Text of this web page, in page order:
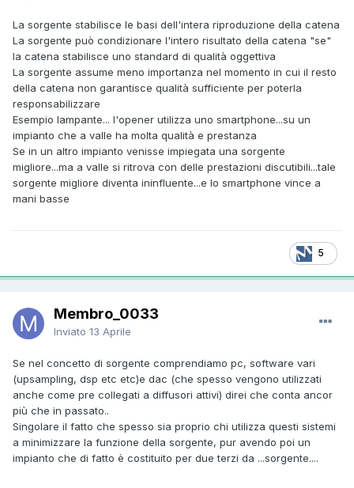
La sorgente stabilisce le basi dell'intera riproduzione della catena
La sorgente può condizionare l'intero risultato della catena "se"
la catena stabilisce uno standard di qualità oggettiva
La sorgente assume meno importanza nel momento in cui il resto
della catena non garantisce qualità sufficiente per poterla
responsabilizzare
Esempio lampante... l'opener utilizza uno smartphone...su un
impianto che a valle ha molta qualità e prestanza
Se in un altro impianto venisse impiegata una sorgente
migliore...ma a valle si ritrova con delle prestazioni discutibili...tale
sorgente migliore diventa ininfluente...e lo smartphone vince a
mani basse
5
Membro_0033
Inviato 13 Aprile
Se nel concetto di sorgente comprendiamo pc, software vari
(upsampling, dsp etc etc)e dac (che spesso vengono utilizzati
anche come pre collegati a diffusori attivi) direi che conta ancor
più che in passato..
Singolare il fatto che spesso sia proprio chi utilizza questi sistemi
a minimizzare la funzione della sorgente, pur avendo poi un
impianto che di fatto è costituito per due terzi da ...sorgente....